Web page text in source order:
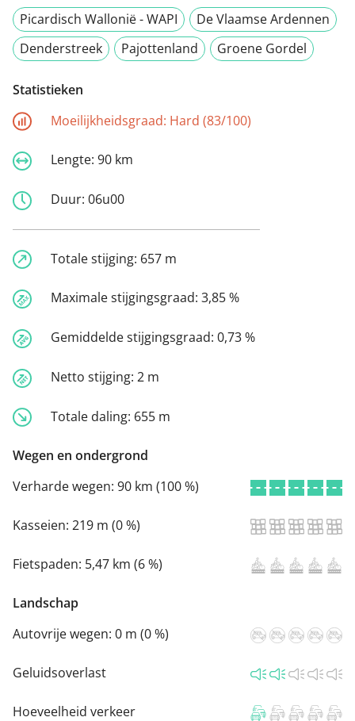
Picardisch Wallonië - WAPI
De Vlaamse Ardennen
Denderstreek
Pajottenland Groene Gordel
Statistieken
Moeilijkheidsgraad: Hard (83/100)
Lengte: 90 km
Duur: 06u00
Totale stijging: 657 m
Maximale stijgingsgraad: 3,85 %
Gemiddelde stijgingsgraad: 0,73 %
Netto stijging: 2 m
Totale daling: 655 m
Wegen en ondergrond
Verharde wegen: 90 km (100 %)
Kasseien: 219 m (0 %)
Fietspaden: 5,47 km (6 %)
Landschap
Autovrije wegen: 0 m (0 %)
Geluidsoverlast
Hoeveelheid verkeer